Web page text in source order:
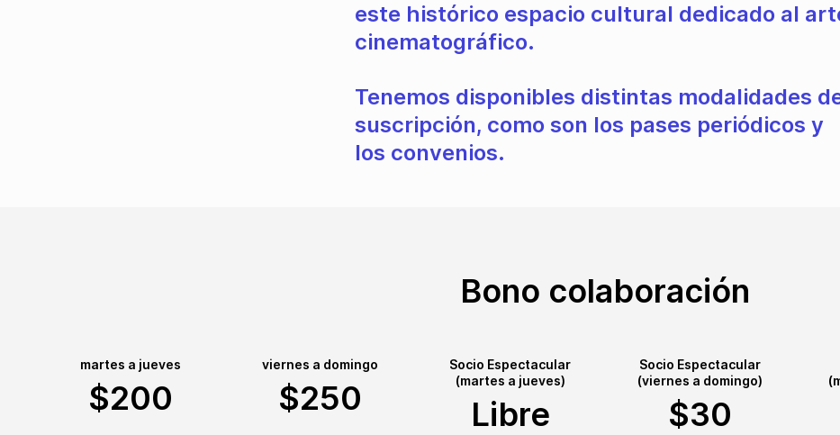
este histórico espacio cultural dedicado al
cinematográfico.
Tenemos disponibles distintas modalidades
suscripción, como son los pases periódicos y
los convenios.
Bono colaboración
martes a jueves
$200
viernes a domingo
$250
Socio Espectacular
(martes a jueves)
Libre
Socio Espectacular
(viernes a domingo)
$30